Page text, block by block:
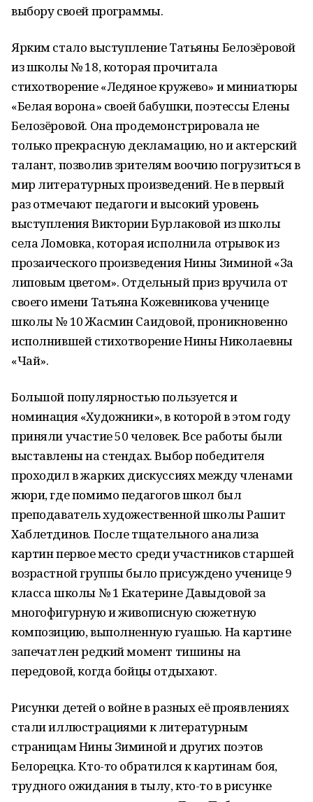
выбору своей программы.
Ярким стало выступление Татьяны Белозёровой
из школы № 18, которая прочитала
стихотворение «Ледяное кружево» и миниатюры
«Белая ворона» своей бабушки, поэтессы Елены
Белозёровой. Она продемонстрировала не
только прекрасную декламацию, но и актерский
талант, позволив зрителям воочию погрузиться в
мир литературных произведений. Не в первый
раз отмечают педагоги и высокий уровень
выступления Виктории Бурлаковой из школы
села Ломовка, которая исполнила отрывок из
прозаического произведения Нины Зиминой «За
липовым цветом». Отдельный приз вручила от
своего имени Татьяна Кожевникова ученице
школы № 10 Жасмин Саидовой, проникновенно
исполнившей стихотворение Нины Николаевны
«Чай».
Большой популярностью пользуется и
номинация «Художники», в которой в этом году
приняли участие 50 человек. Все работы были
выставлены на стендах. Выбор победителя
проходил в жарких дискуссиях между членами
жюри, где помимо педагогов школ был
преподаватель художественной школы Рашит
Хаблетдинов. После тщательного анализа
картин первое место среди участников старшей
возрастной группы было присуждено ученице 9
класса школы № 1 Екатерине Давыдовой за
многофигурную и живописную сюжетную
композицию, выполненную гуашью. На картине
запечатлен редкий момент тишины на
передовой, когда бойцы отдыхают.
Рисунки детей о войне в разных её проявлениях
стали иллюстрациями к литературным
страницам Нины Зиминой и других поэтов
Белорецка. Кто-то обратился к картинам боя,
трудного ожидания в тылу, кто-то в рисунке